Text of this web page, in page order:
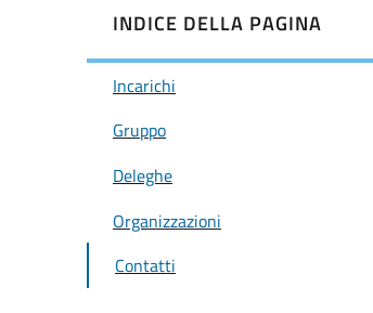
INDICE DELLA PAGINA
Incarichi
Gruppo
Deleghe
Organizzazioni
Contatti